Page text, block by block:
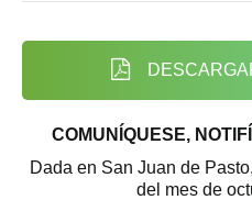
COMUNÍQUESE,
Dada en San Juan de
del mes de